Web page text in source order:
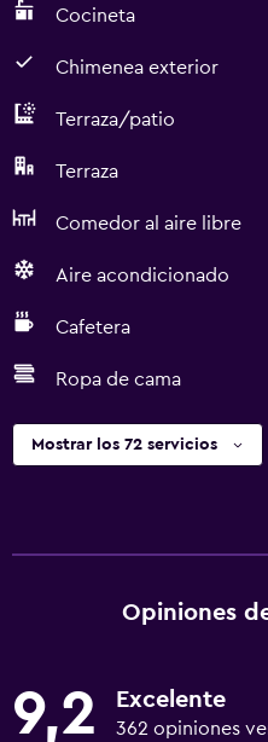
Cocineta
Chimenea exterior
Terraza/patio
Terraza
Comedor al aire libre
Aire acondicionado
Cafetera
Ropa de cama
Mostrar los 72 servicios
Opiniones
9,2 Excelente
362 opiniones